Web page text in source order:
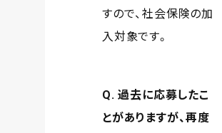
すので、社会保険の加
入対象です。
Q. 過去に応募したこ
とがありますが、再度